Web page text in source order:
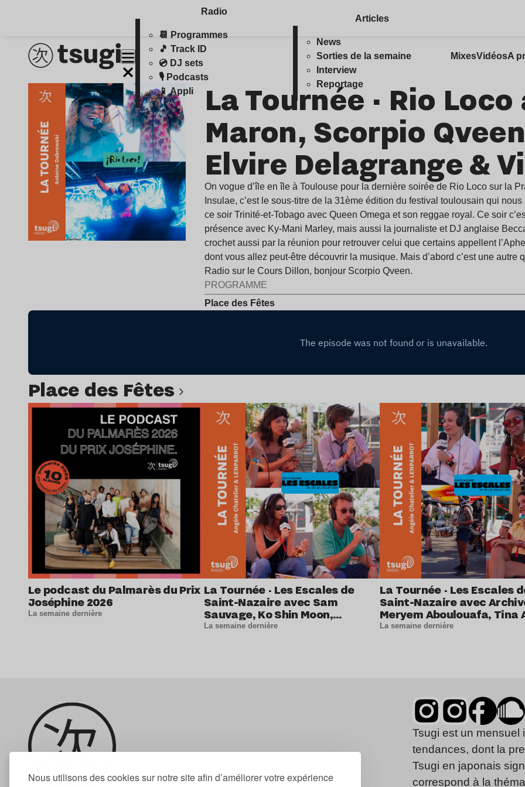
Nous utilisons des cookies sur notre site afin d’améliorer votre expérience
Radio
📆 Programmes
🎵 Track ID
💿 DJ sets
🎙️ Podcasts
📱 Appli
Articles
News
Sorties de la semaine
Interview
Reportage
MixesVidéosA
La Tournée · Rio
Maron, Scorpio
Elvire Delagrange &
On vogue d’île en île à Toulouse pour la dernière soirée de Rio Loco sur la
Insulae, c’est le sous-titre de la 31ème édition du festival toulousain qui
ce soir Trinité-et-Tobago avec Queen Omega et son reggae royal. Ce soir
présence avec Ky-Mani Marley, mais aussi la journaliste et DJ anglaise
crochet aussi par la réunion pour retrouver celui que certains appellent
dont vous allez peut-être découvrir la musique. Mais d’abord c’est une
Radio sur le Cours Dillon, bonjour Scorpio Qveen.
PROGRAMME
Place des Fêtes
Place des Fêtes
Le podcast du Palmarès du Prix
Joséphine 2026
La semaine dernière
La Tournée · Les Escales de
Saint-Nazaire avec Sam
Sauvage, Ko Shin Moon,
Yasmine Hamdan, Bamba Crew
La semaine dernière
La Tournée · Les Escales
Saint-Nazaire avec
Meryem Aboulouafa, Tina
Flo Massé et Yann Bieuzent
La semaine dernière
Lire l’article Lire l’article Lire l’article
Tsugi est un mensuel
tendances, dont la
Tsugi en japonais
correspond à la